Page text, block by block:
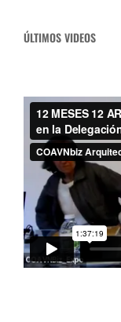
ÚLTIMOS VIDEOS